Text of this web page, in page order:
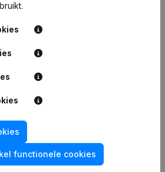
0
functionele cookies